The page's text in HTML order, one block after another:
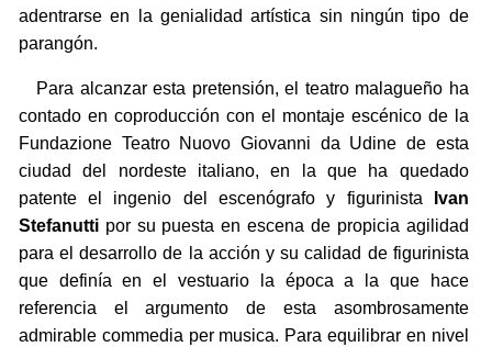
adentrarse en la genialidad artística sin ningún tipo de
parangón.
Para alcanzar esta pretensión, el teatro malagueño ha
contado en coproducción con el montaje escénico de la
Fundazione Teatro Nuovo Giovanni da Udine de esta
ciudad del nordeste italiano, en la que ha quedado
patente el ingenio del escenógrafo y figurinista
Ivan
Stefanuttipor su puesta en escena de propicia agilidad
para el desarrollo de la acción y su calidad de figurinista
que definía en el vestuario la época a la que hace
referencia el argumento de esta asombrosamente
admirable commedia per musica. Para equilibrar en nivel